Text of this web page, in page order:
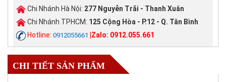
Chi Nhánh Hà Nội: 277 Nguyễn Trãi - Thanh Xuân
Chi Nhánh TPHCM: 125 Cộng Hòa - P.12 - Q. Tân Bình
Hotline: 0912055661 |Zalo: 0912.055.661
CHI TIẾT SẢN PHẨM